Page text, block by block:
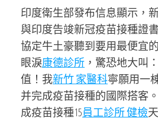
印度衛生部發布信息顯示，
與印度告竣新冠疫苗接種證書
協定牛土豪聽到要用最便宜
眼淚康德診所 ，驚恐地大叫
值！我新竹 家醫科寧願用一
并完成疫苗接種的國際搭客
成疫苗接種15員工診所 健檢